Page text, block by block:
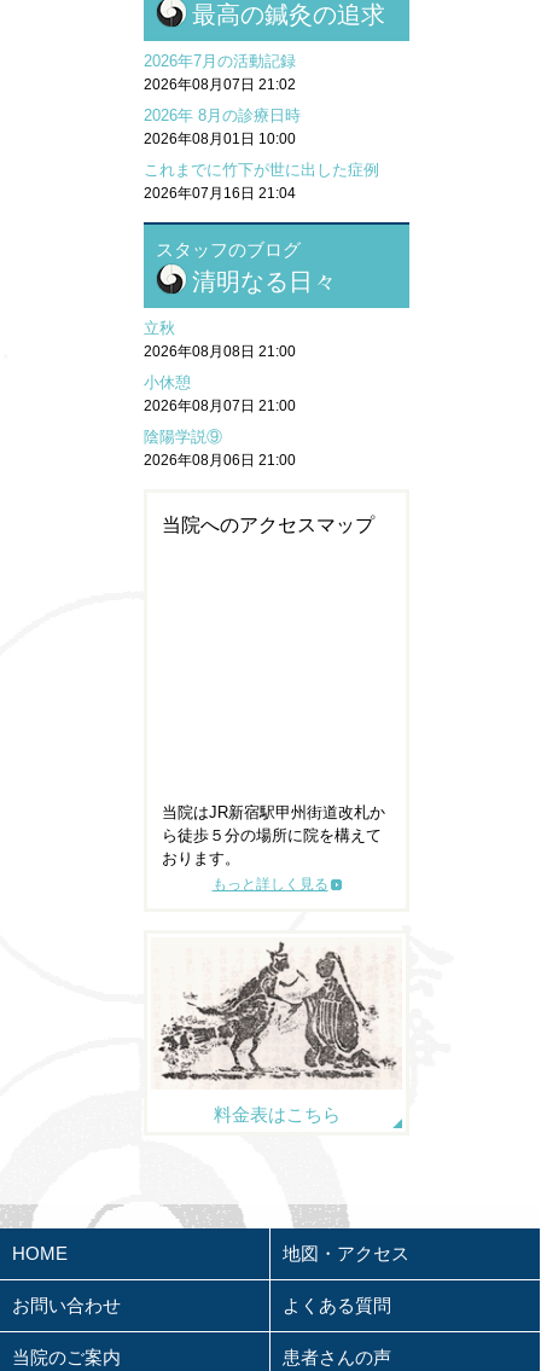
最高の鍼灸の追求
2026年7月の活動記録
2026年08月07日 21:02
2026年 8月の診療日時
2026年08月01日 10:00
これまでに竹下が世に出した症例
2026年07月16日 21:04
スタッフのブログ
清明なる日々
立秋
2026年08月08日 21:00
小休憩
2026年08月07日 21:00
陰陽学説⑨
2026年08月06日 21:00
当院へのアクセスマップ
当院はJR新宿駅甲州街道改札か
ら徒歩５分の場所に院を構えて
おります。
もっと詳しく見る
料金表はこちら
HOME 地図・アクセス
お問い合わせ よくある質問
当院のご案内 患者さんの声